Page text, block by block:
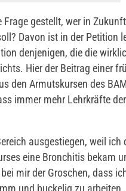
gestellt, wer in
Davon ist in der Petition
denjenigen, die die
Hier der Beitrag einer
den Armutskursen des
immer mehr Lehrkräfte
ausgestiegen, weil ich
eine Bronchitis bekam
mir der Groschen, dass
und buckelig zu